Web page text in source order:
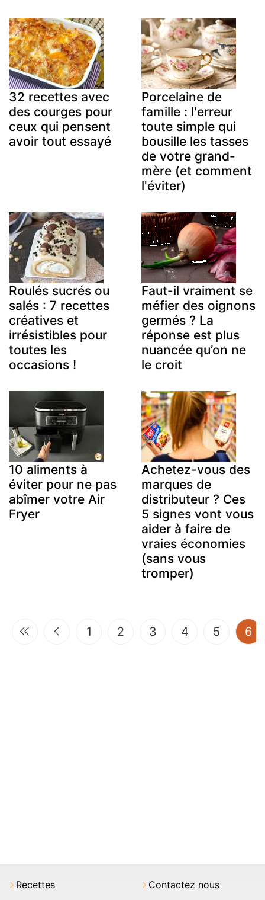
32 recettes avec
des courges pour
ceux qui pensent
avoir tout essayé
Porcelaine de
famille : l'erreur
toute simple qui
bousille les tasses
de votre grand-
mère (et comment
l'éviter)
Roulés sucrés ou
salés : 7 recettes
créatives et
irrésistibles pour
toutes les
occasions !
Faut-il vraiment se
méfier des oignons
germés ? La
réponse est plus
nuancée qu’on ne
le croit
10 aliments à
éviter pour ne pas
abîmer votre Air
Fryer
Achetez-vous des
marques de
distributeur ? Ces
5 signes vont vous
aider à faire de
vraies économies
(sans vous
tromper)
1 2 3 4 5 6
Recettes
Contactez nous